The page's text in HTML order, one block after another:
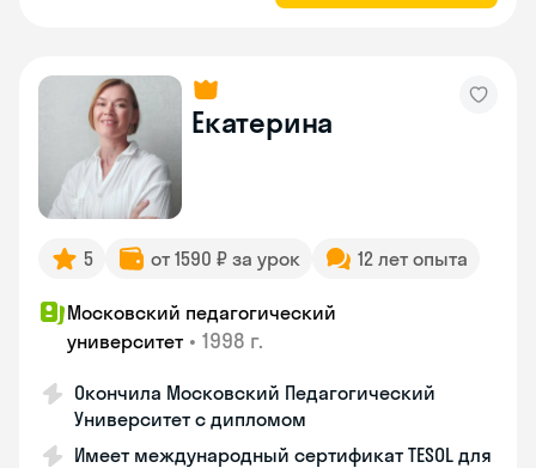
Екатерина
5 от 1590 ₽ за урок 12 лет опыта
Московский педагогический
университет • 1998 г.
Окончила Московский Педагогический
Университет с дипломом
Имеет международный сертификат TESOL для